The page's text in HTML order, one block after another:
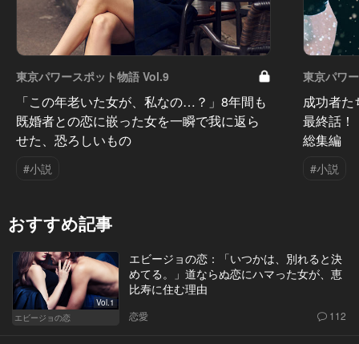
東京パワースポット物語 Vol.9
「この年老いた女が、私なの…？」8年間も
既婚者との恋に嵌った女を一瞬で我に返ら
せた、恐ろしいもの
#小説
東京パワ
成功者
最終話！
総集編
#小説
おすすめ記事
Vol.1
エビージョの恋
エビージョの恋：「いつかは、別れると決
めてる。」道ならぬ恋にハマった女が、恵
比寿に住む理由
恋愛 112